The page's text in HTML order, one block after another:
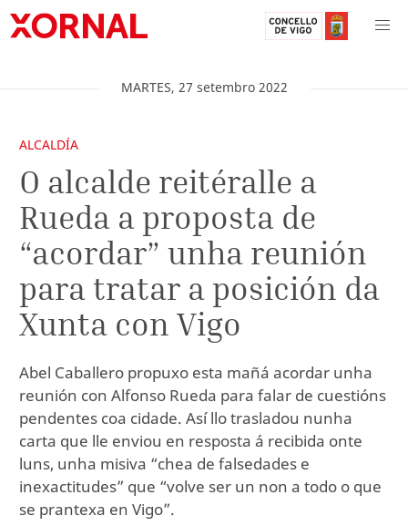
MARTES, 27 setembro 2022
ALCALDÍA
O alcalde reitéralle a
Rueda a proposta de
“acordar” unha reunión
para tratar a posición da
Xunta con Vigo
Abel Caballero propuxo esta mañá acordar unha
reunión con Alfonso Rueda para falar de cuestións
pendentes coa cidade. Así llo trasladou nunha
carta que lle enviou en resposta á recibida onte
luns, unha misiva “chea de falsedades e
inexactitudes” que “volve ser un non a todo o que
se prantexa en Vigo”.